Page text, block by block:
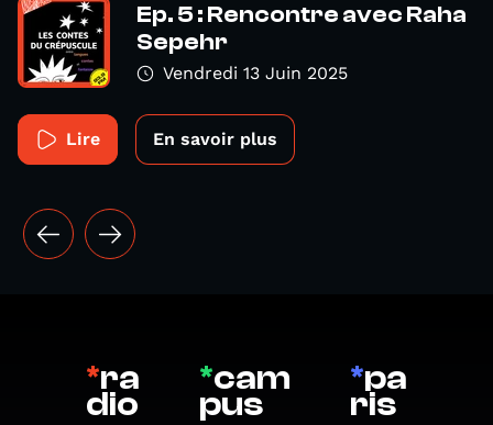
Ep. 5 : Rencontre avec Raha
Sepehr
Vendredi 13 Juin 2025
Lire En savoir plus
*ra
dio
*cam
pus
*pa
ris